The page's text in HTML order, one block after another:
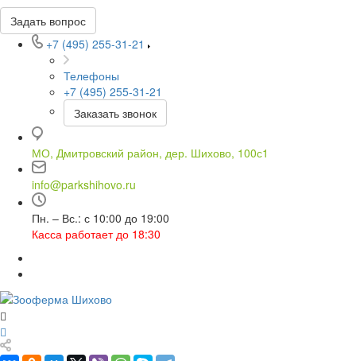
Задать вопрос
+7 (495) 255-31-21
Телефоны
+7 (495) 255-31-21
Заказать звонок
МО, Дмитровский район, дер. Шихово, 100с1
info@parkshihovo.ru
Пн. – Вс.: с 10:00 до 19:00
Касса работает до 18:30